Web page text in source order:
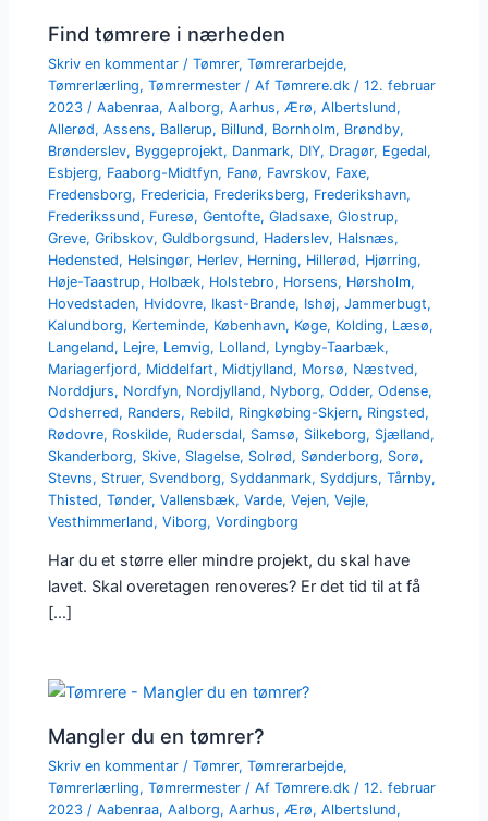
Find tømrere i nærheden
Skriv en kommentar /Tømrer,Tømrerarbejde,
Tømrerlærling,Tømrermester / AfTømrere.dk/12. februar
2023/Aabenraa,Aalborg,Aarhus,Ærø,Albertslund,
Allerød,Assens, Ballerup, Billund, Bornholm, Brøndby,
Brønderslev, Byggeprojekt, Danmark, DIY, Dragør, Egedal,
Esbjerg, Faaborg-Midtfyn, Fanø, Favrskov, Faxe,
Fredensborg, Fredericia, Frederiksberg, Frederikshavn,
Frederikssund, Furesø,Gentofte,Gladsaxe,Glostrup,
Greve,Gribskov,Guldborgsund, Haderslev, Halsnæs,
Hedensted, Helsingør, Herlev, Herning, Hillerød, Hjørring,
Høje-Taastrup, Holbæk, Holstebro, Horsens, Hørsholm,
Hovedstaden, Hvidovre, Ikast-Brande, Ishøj,Jammerbugt,
Kalundborg, Kerteminde, København, Køge, Kolding, Læsø,
Langeland, Lejre, Lemvig, Lolland, Lyngby-Taarbæk,
Mariagerfjord, Middelfart, Midtjylland, Morsø, Næstved,
Norddjurs, Nordfyn, Nordjylland, Nyborg,Odder,Odense,
Odsherred, Randers, Rebild, Ringkøbing-Skjern, Ringsted,
Rødovre, Roskilde, Rudersdal, Samsø, Silkeborg, Sjælland,
Skanderborg, Skive, Slagelse, Solrød, Sønderborg, Sorø,
Stevns, Struer, Svendborg, Syddanmark, Syddjurs,Tårnby,
Thisted,Tønder,Vallensbæk,Varde,Vejen,Vejle,
Vesthimmerland,Viborg,Vordingborg
Har du et større eller mindre projekt, du skal have
lavet. Skal overetagen renoveres? Er det tid til at få
[…]
Mangler du en tømrer?
Skriv en kommentar /Tømrer,Tømrerarbejde,
Tømrerlærling,Tømrermester / AfTømrere.dk /12. februar
2023 /Aabenraa,Aalborg,Aarhus, Ærø,Albertslund,